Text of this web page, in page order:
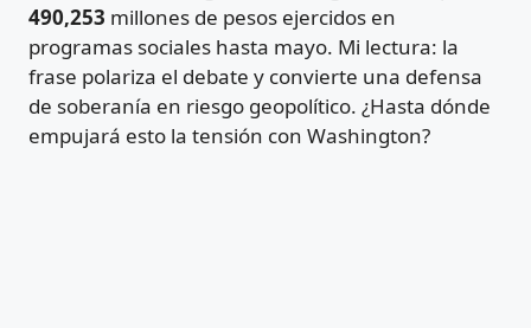
490,253 millones de pesos ejercidos en
programas sociales hasta mayo. Mi lectura: la
frase polariza el debate y convierte una defensa
de soberanía en riesgo geopolítico. ¿Hasta dónde
empujará esto la tensión con Washington?